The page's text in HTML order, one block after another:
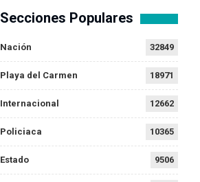
Secciones Populares
Nación 32849
Playa del Carmen 18971
Internacional 12662
Policiaca 10365
Estado 9506